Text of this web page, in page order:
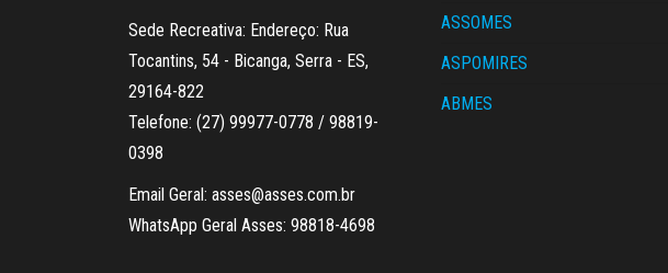
Sede Recreativa: Endereço: Rua
Tocantins, 54 - Bicanga, Serra - ES,
29164-822
Telefone: (27) 99977-0778 / 98819-
0398
Email Geral: asses@asses.com.br
WhatsApp Geral Asses: 98818-4698
ASSOMES
ASPOMIRES
ABMES